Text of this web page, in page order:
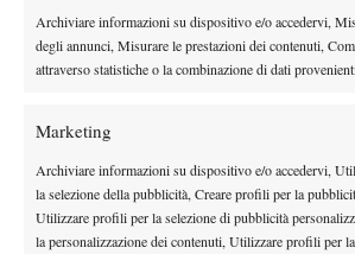
Archiviare informazioni su dispositivo e/o accedervi,
degli annunci, Misurare le prestazioni dei contenuti,
attraverso statistiche o la combinazione di dati
Marketing
Archiviare informazioni su dispositivo e/o accedervi,
la selezione della pubblicità, Creare profili per la
Utilizzare profili per la selezione di pubblicità
la personalizzazione dei contenuti, Utilizzare profili per
Instagram